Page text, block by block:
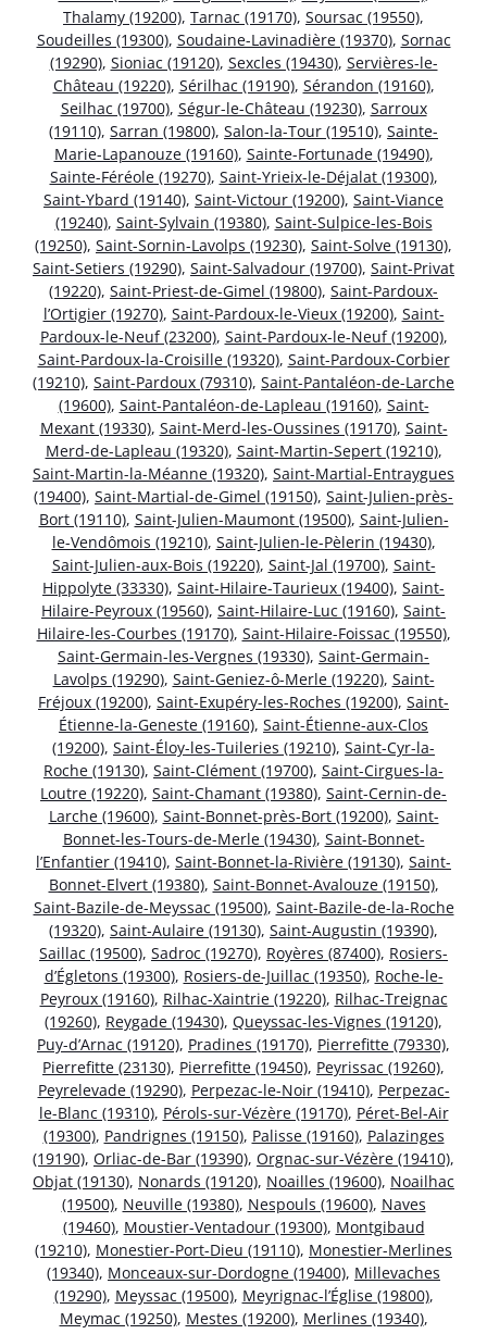
Thalamy (19200), Tarnac (19170), Soursac (19550),
Soudeilles (19300), Soudaine-Lavinadière (19370), Sornac
(19290), Sioniac (19120), Sexcles (19430), Servières-le-
Château (19220), Sérilhac (19190), Sérandon (19160),
Seilhac (19700), Ségur-le-Château (19230), Sarroux
(19110), Sarran (19800), Salon-la-Tour (19510), Sainte-
Marie-Lapanouze (19160), Sainte-Fortunade (19490),
Sainte-Féréole (19270), Saint-Yrieix-le-Déjalat (19300),
Saint-Ybard (19140), Saint-Victour (19200), Saint-Viance
(19240), Saint-Sylvain (19380), Saint-Sulpice-les-Bois
(19250), Saint-Sornin-Lavolps (19230), Saint-Solve (19130),
Saint-Setiers (19290), Saint-Salvadour (19700), Saint-Privat
(19220), Saint-Priest-de-Gimel (19800), Saint-Pardoux-
l’Ortigier (19270), Saint-Pardoux-le-Vieux (19200), Saint-
Pardoux-le-Neuf (23200), Saint-Pardoux-le-Neuf (19200),
Saint-Pardoux-la-Croisille (19320), Saint-Pardoux-Corbier
(19210), Saint-Pardoux (79310), Saint-Pantaléon-de-Larche
(19600), Saint-Pantaléon-de-Lapleau (19160), Saint-
Mexant (19330), Saint-Merd-les-Oussines (19170), Saint-
Merd-de-Lapleau (19320), Saint-Martin-Sepert (19210),
Saint-Martin-la-Méanne (19320), Saint-Martial-Entraygues
(19400), Saint-Martial-de-Gimel (19150), Saint-Julien-près-
Bort (19110), Saint-Julien-Maumont (19500), Saint-Julien-
le-Vendômois (19210), Saint-Julien-le-Pèlerin (19430),
Saint-Julien-aux-Bois (19220), Saint-Jal (19700), Saint-
Hippolyte (33330), Saint-Hilaire-Taurieux (19400), Saint-
Hilaire-Peyroux (19560), Saint-Hilaire-Luc (19160), Saint-
Hilaire-les-Courbes (19170), Saint-Hilaire-Foissac (19550),
Saint-Germain-les-Vergnes (19330), Saint-Germain-
Lavolps (19290), Saint-Geniez-ô-Merle (19220), Saint-
Fréjoux (19200), Saint-Exupéry-les-Roches (19200), Saint-
Étienne-la-Geneste (19160), Saint-Étienne-aux-Clos
(19200), Saint-Éloy-les-Tuileries (19210), Saint-Cyr-la-
Roche (19130), Saint-Clément (19700), Saint-Cirgues-la-
Loutre (19220), Saint-Chamant (19380), Saint-Cernin-de-
Larche (19600), Saint-Bonnet-près-Bort (19200), Saint-
Bonnet-les-Tours-de-Merle (19430), Saint-Bonnet-
l’Enfantier (19410), Saint-Bonnet-la-Rivière (19130), Saint-
Bonnet-Elvert (19380), Saint-Bonnet-Avalouze (19150),
Saint-Bazile-de-Meyssac (19500), Saint-Bazile-de-la-Roche
(19320), Saint-Aulaire (19130), Saint-Augustin (19390),
Saillac (19500), Sadroc (19270), Royères (87400), Rosiers-
d’Égletons (19300), Rosiers-de-Juillac (19350), Roche-le-
Peyroux (19160), Rilhac-Xaintrie (19220), Rilhac-Treignac
(19260), Reygade (19430), Queyssac-les-Vignes (19120),
Puy-d’Arnac (19120), Pradines (19170), Pierrefitte (79330),
Pierrefitte (23130), Pierrefitte (19450), Peyrissac (19260),
Peyrelevade (19290), Perpezac-le-Noir (19410), Perpezac-
le-Blanc (19310), Pérols-sur-Vézère (19170), Péret-Bel-Air
(19300), Pandrignes (19150), Palisse (19160), Palazinges
(19190), Orliac-de-Bar (19390), Orgnac-sur-Vézère (19410),
Objat (19130), Nonards (19120), Noailles (19600), Noailhac
(19500), Neuville (19380), Nespouls (19600), Naves
(19460), Moustier-Ventadour (19300), Montgibaud
(19210), Monestier-Port-Dieu (19110), Monestier-Merlines
(19340), Monceaux-sur-Dordogne (19400), Millevaches
(19290), Meyssac (19500), Meyrignac-l’Église (19800),
Meymac (19250), Mestes (19200), Merlines (19340),